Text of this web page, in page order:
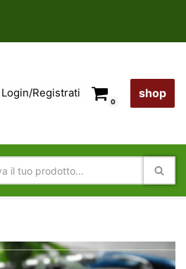
Login/Registrati
0
shop